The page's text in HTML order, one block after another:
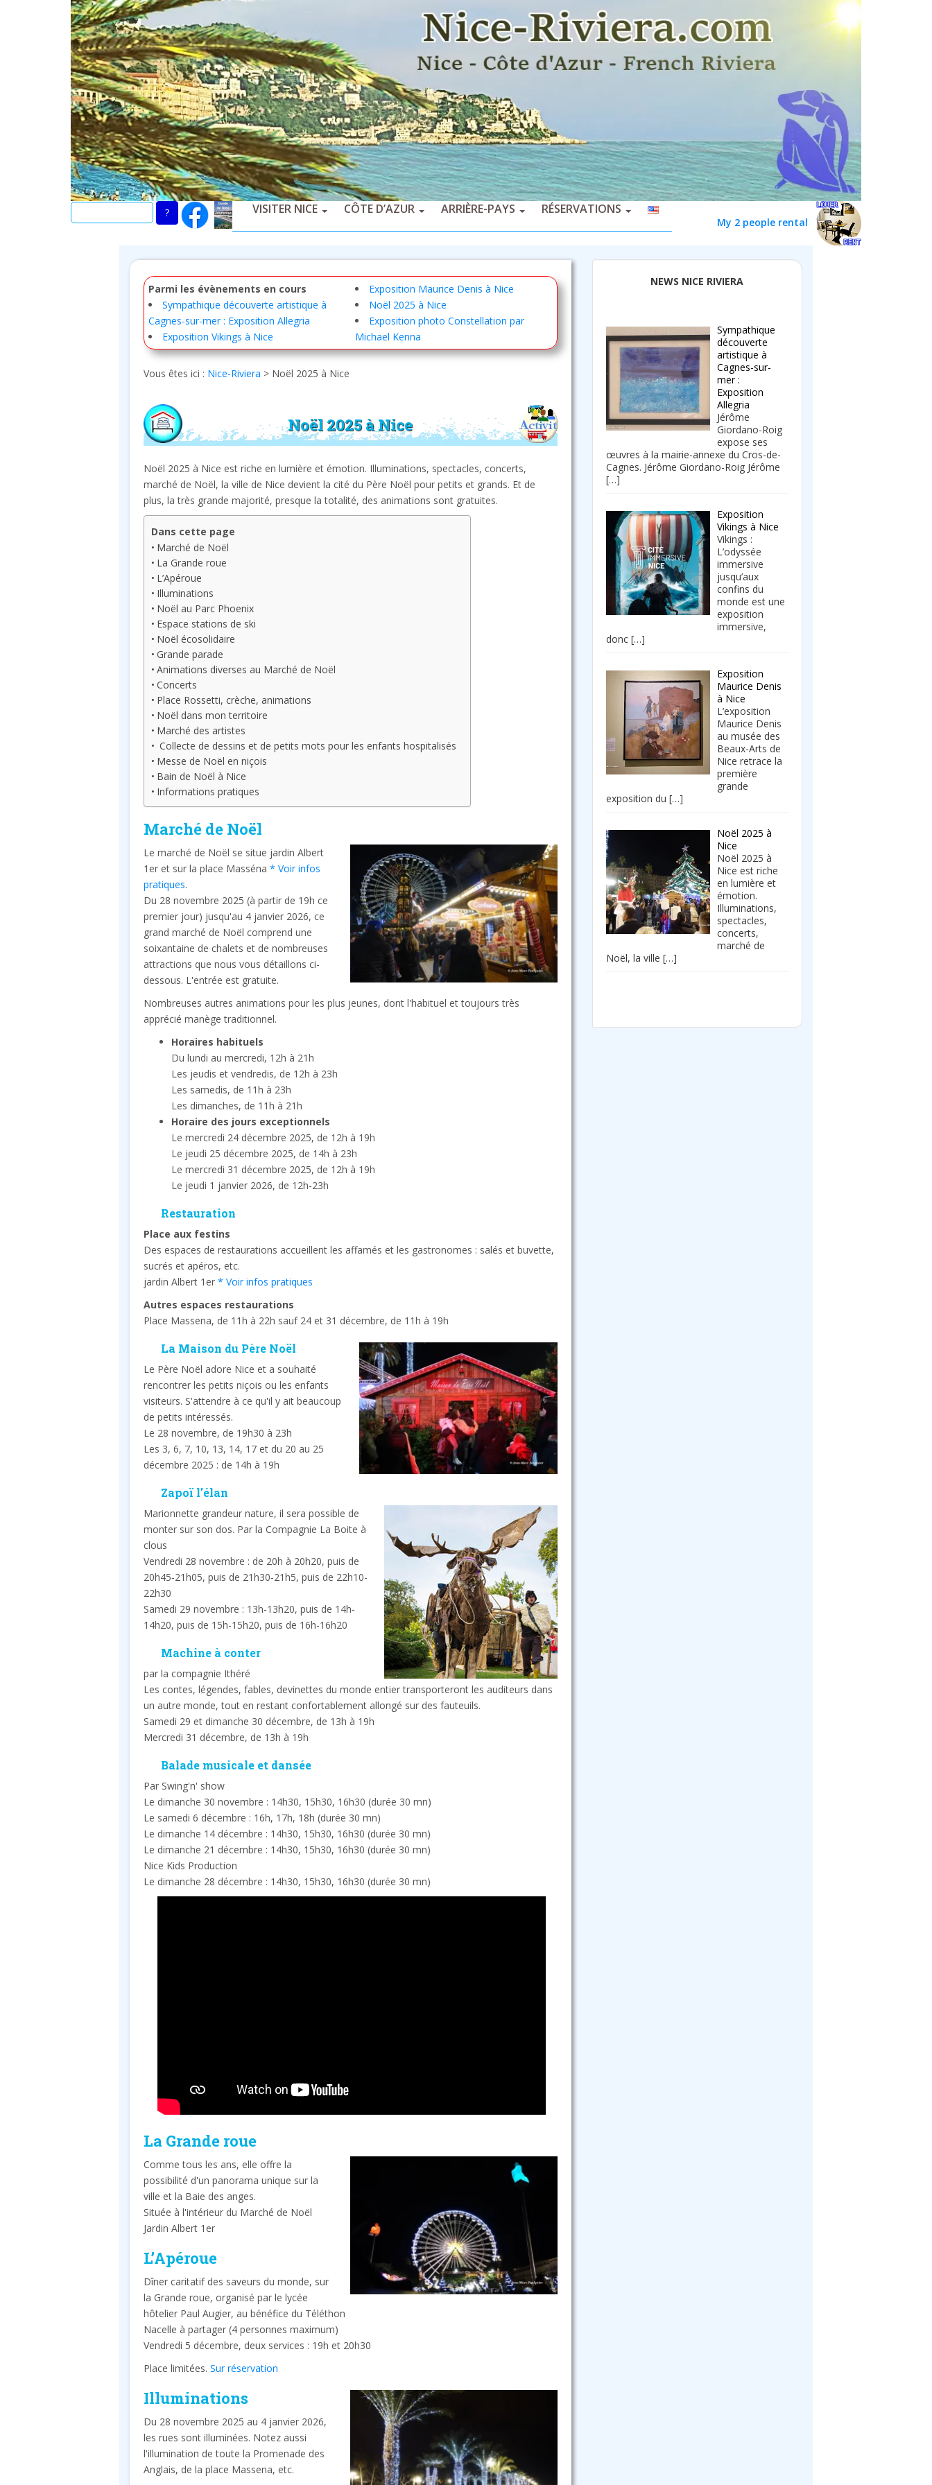
My 2 people rental
VISITER NICE CÔTE D’AZUR ARRIÈRE-PAYS RÉSERVATIONS
Parmi les évènements en cours
Sympathique découverte artistique à
Cagnes-sur-mer : Exposition Allegria
Exposition Vikings à Nice
Exposition Maurice Denis à Nice
Noël 2025 à Nice
Exposition photo Constellation par
Michael Kenna
Vous êtes ici : Nice-Riviera > Noël 2025 à Nice
Noël 2025 à Nice
Noël 2025 à Nice est riche en lumière et émotion. Illuminations, spectacles, concerts,
marché de Noël, la ville de Nice devient la cité du Père Noël pour petits et grands. Et de
plus, la très grande majorité, presque la totalité, des animations sont gratuites.
Dans cette page
Marché de Noël
La Grande roue
L’Apéroue
Illuminations
Noël au Parc Phoenix
Espace stations de ski
Noël écosolidaire
Grande parade
Animations diverses au Marché de Noël
Concerts
Place Rossetti, crèche, animations
Noël dans mon territoire
Marché des artistes
Collecte de dessins et de petits mots pour les enfants hospitalisés
Messe de Noël en niçois
Bain de Noël à Nice
Informations pratiques
Marché de Noël
Le marché de Noël se situe jardin Albert
1er et sur la place Masséna * Voir infos
pratiques.
Du 28 novembre 2025 (à partir de 19h ce
premier jour) jusqu'au 4 janvier 2026, ce
grand marché de Noël comprend une
soixantaine de chalets et de nombreuses
attractions que nous vous détaillons ci-
dessous. L'entrée est gratuite.
Nombreuses autres animations pour les plus jeunes, dont l'habituel et toujours très
apprécié manège traditionnel.
Horaires habituels
Du lundi au mercredi, 12h à 21h
Les jeudis et vendredis, de 12h à 23h
Les samedis, de 11h à 23h
Les dimanches, de 11h à 21h
Horaire des jours exceptionnels
Le mercredi 24 décembre 2025, de 12h à 19h
Le jeudi 25 décembre 2025, de 14h à 23h
Le mercredi 31 décembre 2025, de 12h à 19h
Le jeudi 1 janvier 2026, de 12h-23h
Restauration
Place aux festins
Des espaces de restaurations accueillent les affamés et les gastronomes : salés et buvette,
sucrés et apéros, etc.
jardin Albert 1er * Voir infos pratiques
Autres espaces restaurations
Place Massena, de 11h à 22h sauf 24 et 31 décembre, de 11h à 19h
La Maison du Père Noël
Le Père Noël adore Nice et a souhaité
rencontrer les petits niçois ou les enfants
visiteurs. S'attendre à ce qu'il y ait beaucoup
de petits intéressés.
Le 28 novembre, de 19h30 à 23h
Les 3, 6, 7, 10, 13, 14, 17 et du 20 au 25
décembre 2025 : de 14h à 19h
Zapoï l'élan
Marionnette grandeur nature, il sera possible de
monter sur son dos. Par la Compagnie La Boite à
clous
Vendredi 28 novembre : de 20h à 20h20, puis de
20h45-21h05, puis de 21h30-21h5, puis de 22h10-
22h30
Samedi 29 novembre : 13h-13h20, puis de 14h-
14h20, puis de 15h-15h20, puis de 16h-16h20
Machine à conter
par la compagnie Ithéré
Les contes, légendes, fables, devinettes du monde entier transporteront les auditeurs dans
un autre monde, tout en restant confortablement allongé sur des fauteuils.
Samedi 29 et dimanche 30 décembre, de 13h à 19h
Mercredi 31 décembre, de 13h à 19h
Balade musicale et dansée
Par Swing'n' show
Le dimanche 30 novembre : 14h30, 15h30, 16h30 (durée 30 mn)
Le samedi 6 décembre : 16h, 17h, 18h (durée 30 mn)
Le dimanche 14 décembre : 14h30, 15h30, 16h30 (durée 30 mn)
Le dimanche 21 décembre : 14h30, 15h30, 16h30 (durée 30 mn)
Nice Kids Production
Le dimanche 28 décembre : 14h30, 15h30, 16h30 (durée 30 mn)
La Grande roue
Comme tous les ans, elle offre la
possibilité d'un panorama unique sur la
ville et la Baie des anges.
Située à l'intérieur du Marché de Noël
Jardin Albert 1er
L’Apéroue
Dîner caritatif des saveurs du monde, sur
la Grande roue, organisé par le lycée
hôtelier Paul Augier, au bénéfice du Téléthon
Nacelle à partager (4 personnes maximum)
Vendredi 5 décembre, deux services : 19h et 20h30
Place limitées. Sur réservation
Illuminations
Du 28 novembre 2025 au 4 janvier 2026,
les rues sont illuminées. Notez aussi
l'illumination de toute la Promenade des
Anglais, de la place Massena, etc.
NEWS NICE RIVIERA
Sympathique
découverte
artistique à
Cagnes-sur-
mer :
Exposition
Allegria
Jérôme
Giordano-Roig
expose ses
œuvres à la mairie-annexe du Cros-de-
Cagnes. Jérôme Giordano-Roig Jérôme
[…]
Exposition
Vikings à Nice
Vikings :
L’odyssée
immersive
jusqu’aux
confins du
monde est une
exposition
immersive,
donc […]
Exposition
Maurice Denis
à Nice
L’exposition
Maurice Denis
au musée des
Beaux-Arts de
Nice retrace la
première
grande
exposition du […]
Noël 2025 à
Nice
Noël 2025 à
Nice est riche
en lumière et
émotion.
Illuminations,
spectacles,
concerts,
marché de
Noël, la ville […]